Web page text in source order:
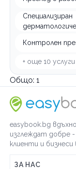
Специализиран
Контролен
+ още 10 услуги
Общо: 1
easybook.bg
изглеждат добре
клиенти и бизнеси
ЗА НАС